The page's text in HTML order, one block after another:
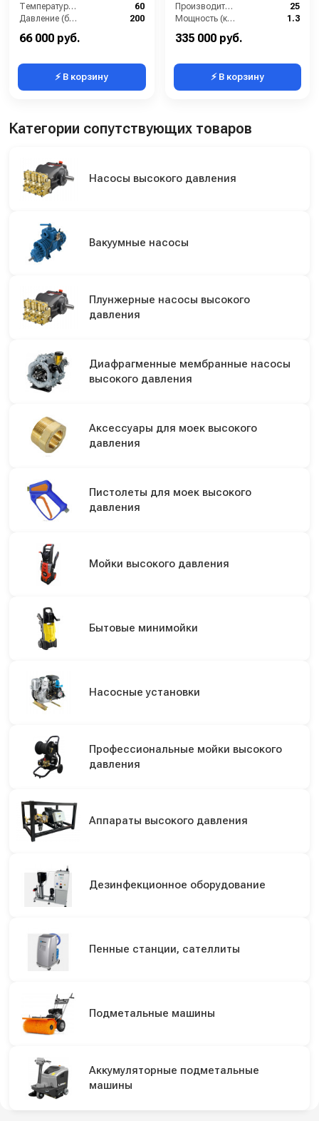
Температура (°C):
60
Давление (бар):
200
66 000 руб.
⚡ В корзину
Производительность (л/мин):
25
Мощность (кВт):
1.3
335 000 руб.
⚡ В корзину
Категории сопутствующих товаров
Насосы высокого давления
Вакуумные насосы
Плунжерные насосы высокого
давления
Диафрагменные мембранные насосы
высокого давления
Аксессуары для моек высокого
давления
Пистолеты для моек высокого
давления
Мойки высокого давления
Бытовые минимойки
Насосные установки
Профессиональные мойки высокого
давления
Аппараты высокого давления
Дезинфекционное оборудование
Пенные станции, сателлиты
Подметальные машины
Аккумуляторные подметальные
машины